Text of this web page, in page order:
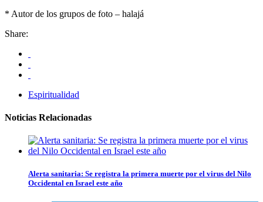
* Autor de los grupos de foto – halajá
Share:
Espiritualidad
Noticias Relacionadas
Alerta sanitaria: Se registra la primera muerte por el virus del Nilo
Occidental en Israel este año